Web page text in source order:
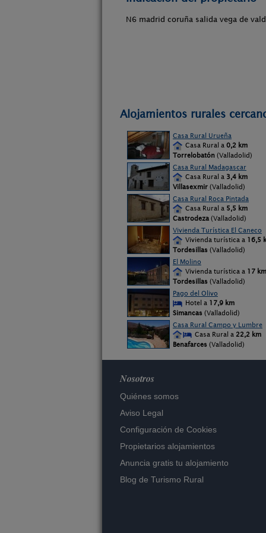
N6 madrid coruña salida vega de
Alojamientos rurales
Casa Rural Urueña
Casa Rural a 0,2 km
Torrelobatón (Valladolid)
Casa Rural Madagascar
Casa Rural a 3,4 km
Villasexmir (Valladolid)
Casa Rural Roca Pintada
Casa Rural a 5,5 km
Castrodeza (Valladolid)
Vivienda Turística El Caneco
Vivienda turística a 16,5
Tordesillas (Valladolid)
El Molino
Vivienda turística a 17 km
Tordesillas (Valladolid)
Pago del Olivo
Hotel a 17,9 km
Simancas (Valladolid)
Casa Rural Campo y Lumbre
Casa Rural a 22,2 km
Benafarces (Valladolid)
Nosotros
Quiénes somos
Aviso Legal
Configuración de Cookies
Propietarios alojamientos
Anuncia gratis tu alojamiento
Blog de Turismo Rural